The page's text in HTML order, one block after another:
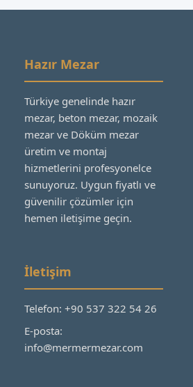
Hazır Mezar
Türkiye genelinde hazır
mezar, beton mezar, mozaik
mezar ve Döküm mezar
üretim ve montaj
hizmetlerini profesyonelce
sunuyoruz. Uygun fiyatlı ve
güvenilir çözümler için
hemen iletişime geçin.
İletişim
Telefon: +90 537 322 54 26
E-posta:
info@mermermezar.com